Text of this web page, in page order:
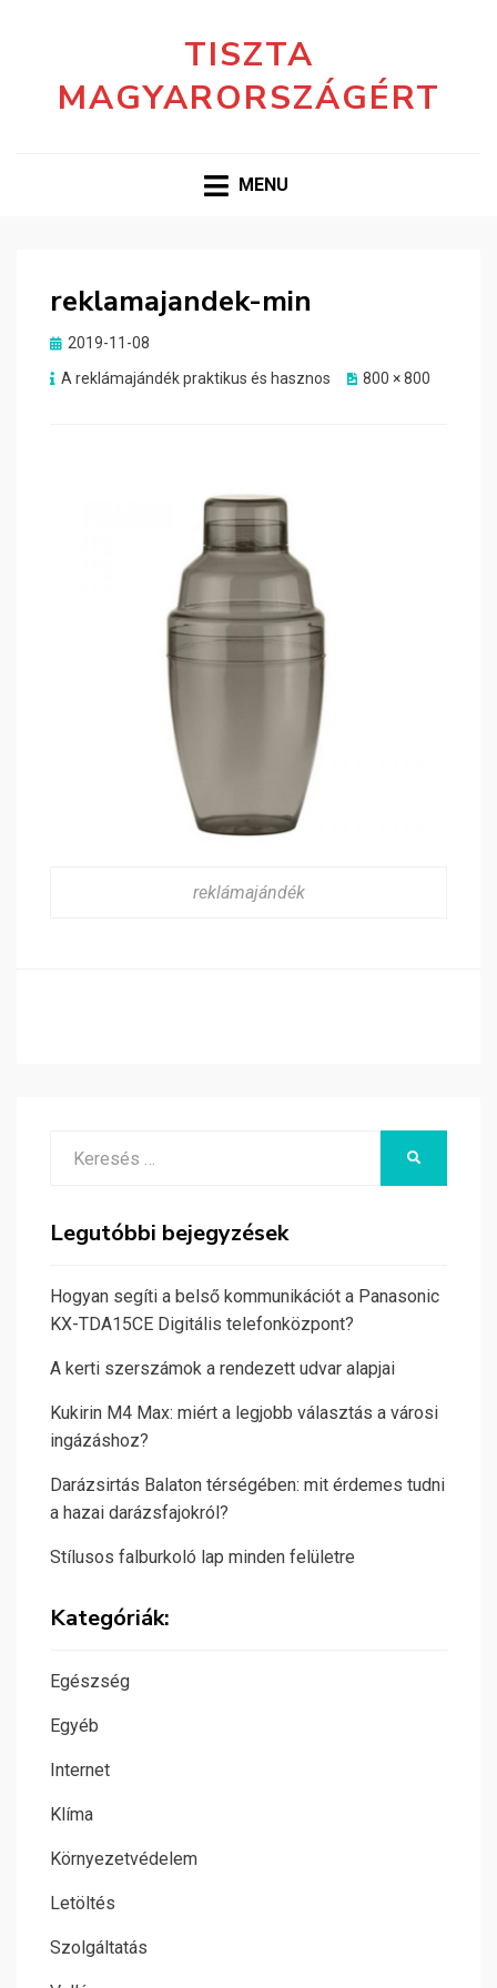
TISZTA
MAGYARORSZÁGÉRT
MENU
reklamajandek-min
Posted
2019-11-08
A reklámajándék praktikus és hasznos
800 × 800
reklámajándék
Legutóbbi bejegyzések
Hogyan segíti a belső kommunikációt a Panasonic
KX-TDA15CE Digitális telefonközpont?
A kerti szerszámok a rendezett udvar alapjai
Kukirin M4 Max: miért a legjobb választás a városi
ingázáshoz?
Darázsirtás Balaton térségében: mit érdemes tudni
a hazai darázsfajokról?
Stílusos falburkoló lap minden felületre
Kategóriák:
Egészség
Egyéb
Internet
Klíma
Környezetvédelem
Letöltés
Szolgáltatás